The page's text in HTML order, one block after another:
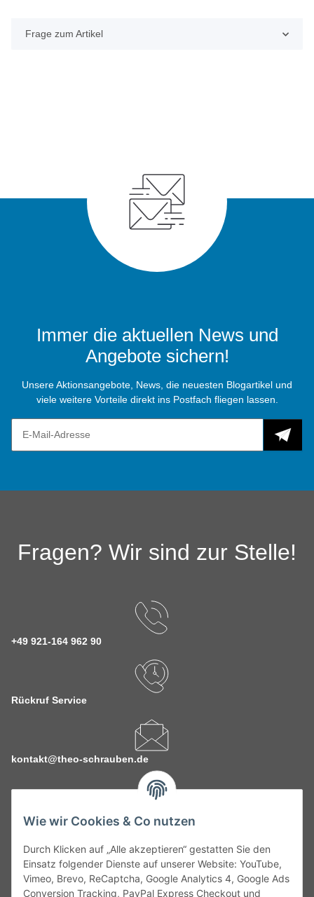
Wie wir Cookies & Co nutzen
Durch Klicken auf „Alle akzeptieren“ gestatten Sie den
Einsatz folgender Dienste auf unserer Website: YouTube,
Vimeo, Brevo, ReCaptcha, Google Analytics 4, Google Ads
Conversion Tracking, PayPal Express Checkout und
Frage zum Artikel
Immer die aktuellen News und
Angebote sichern!
Unsere Aktionsangebote, News, die neuesten Blogartikel und
viele weitere Vorteile direkt ins Postfach fliegen lassen.
Fragen? Wir sind zur Stelle!
+49 921-164 962 90
Rückruf Service
kontakt@theo-schrauben.de
Service